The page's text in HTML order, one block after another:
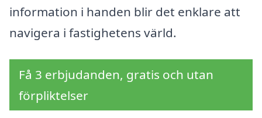
information i handen blir det enklare att
navigera i fastighetens värld.
Få 3 erbjudanden, gratis och utan
förpliktelser